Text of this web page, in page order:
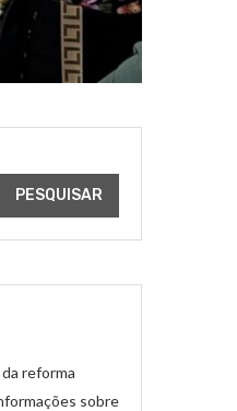
PESQUISAR
reforma
sobre